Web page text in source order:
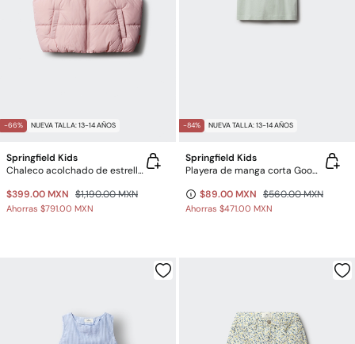
-66% NUEVA TALLA: 13-14 AÑOS
Springfield Kids
Chaleco acolchado de estrella para niña
$399.00 MXN $1,190.00 MXN
Ahorras $791.00 MXN
-84% NUEVA TALLA: 13-14 AÑOS
Springfield Kids
Playera de manga corta Good vibes niña
$89.00 MXN $560.00 MXN
Ahorras $471.00 MXN